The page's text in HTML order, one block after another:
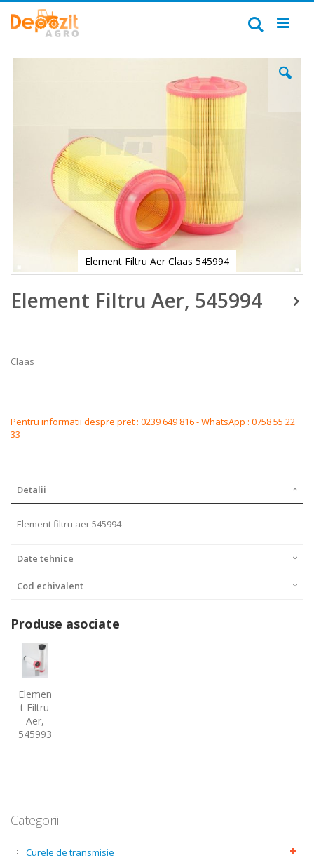
Mergeți
la
Conținut
Căutare
Skip
Element Filtru Aer Claas 545994
to
the
images
Element Filtru Aer, 545994
Claas
Pentru informatii despre pret : 0239 649 816 - WhatsApp : 0758 55 22
33
Detalii
Element filtru aer 545994
Date tehnice
Cod echivalent
Produse asociate
Elemen
t Filtru
Aer,
545993
Categorii
Curele de transmisie